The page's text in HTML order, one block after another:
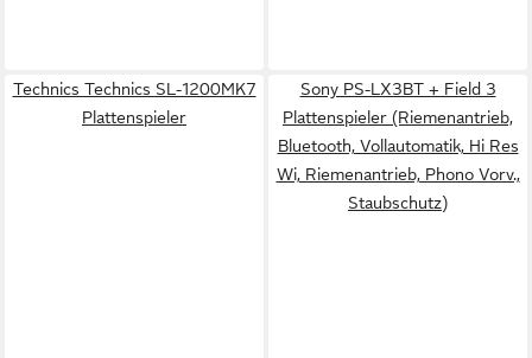
Technics Technics SL-1200MK7
Plattenspieler
Sony PS-LX3BT + Field 3
Plattenspieler (Riemenantrieb,
Bluetooth, Vollautomatik, Hi Res
Wi, Riemenantrieb, Phono Vorv.,
Staubschutz)